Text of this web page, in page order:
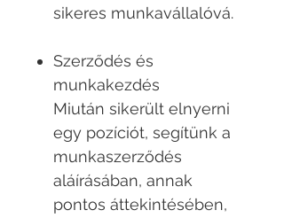
sikeres munkavállalóvá.
Szerződés és
munkakezdés
Miután sikerült elnyerni
egy pozíciót, segítünk a
munkaszerződés
aláírásában, annak
pontos áttekintésében,